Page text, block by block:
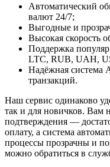
Автоматический
валют 24/7;
Выгодные и
Высокая скорость
Поддержка
LTC, RUB, UAH,
Надёжная система
транзакций.
Наш сервис одинаково
так и для новичков. Вам
подтверждения —
оплату, а система
процессы прозрачны и
можно обратиться в